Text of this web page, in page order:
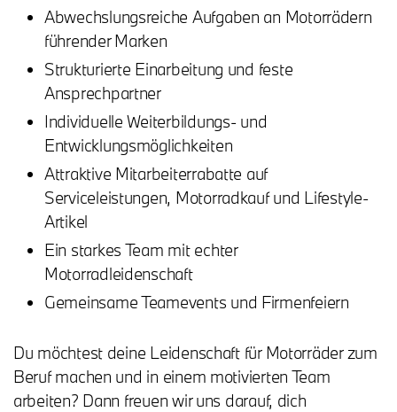
Abwechslungsreiche Aufgaben an Motorrädern
führender Marken
Strukturierte Einarbeitung und feste
Ansprechpartner
Individuelle Weiterbildungs- und
Entwicklungsmöglichkeiten
Attraktive Mitarbeiterrabatte auf
Serviceleistungen, Motorradkauf und Lifestyle-
Artikel
Ein starkes Team mit echter
Motorradleidenschaft
Gemeinsame Teamevents und Firmenfeiern
Du möchtest deine Leidenschaft für Motorräder zum
Beruf machen und in einem motivierten Team
arbeiten? Dann freuen wir uns darauf, dich